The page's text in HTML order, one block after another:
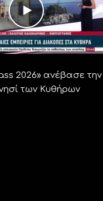
2026» ανέβασε την
των Κυθήρων